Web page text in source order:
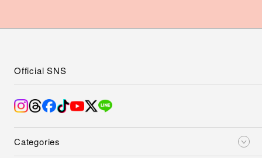
Categories
Official SNS